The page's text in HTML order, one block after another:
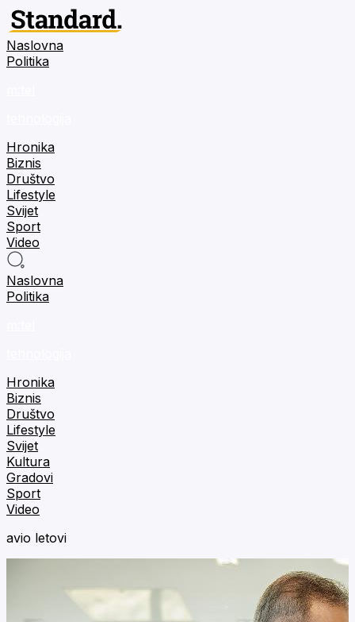
Naslovna
Politika
Hronika
Biznis
Društvo
Lifestyle
Svijet
Sport
Video
Naslovna
Politika
Hronika
Biznis
Društvo
Lifestyle
Svijet
Kultura
Gradovi
Sport
Video
avio letovi